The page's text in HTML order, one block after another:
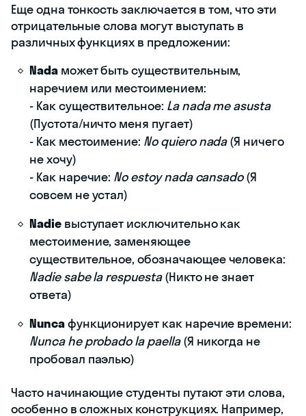
Еще одна тонкость заключается в том, что эти
отрицательные слова могут выступать в
различных функциях в предложении:
Nadaможет быть существительным,
наречием или местоимением:
- Как существительное: La nada me asusta
(Пустота/ничто меня пугает)
- Как местоимение: No quiero nada(Я ничего
не хочу)
- Как наречие: No estoy nada cansado(Я
совсем не устал)
Nadieвыступает исключительно как
местоимение, заменяющее
существительное, обозначающее человека:
Nadie sabe la respuesta(Никто не знает
ответа)
Nuncaфункционирует как наречие времени:
Nunca he probado la paella(Я никогда не
пробовал паэлью)
Часто начинающие студенты путают эти слова,
особенно в сложных конструкциях. Например,